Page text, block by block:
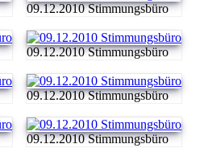
09.12.2010 Stimmungsbüro
09.12.2010 Stimmungsbüro
09.12.2010 Stimmungsbüro
09.12.2010 Stimmungsbüro